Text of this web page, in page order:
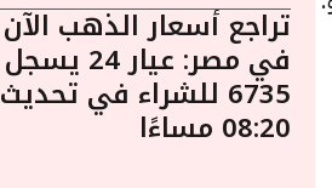
تراجع أسعار الذهب الآن
في مصر: عيار 24 يسجل
6735 للشراء في تحديث
08:20 مساءًا